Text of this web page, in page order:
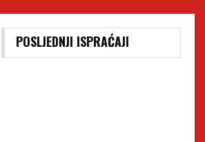
POSLJEDNJI ISPRAĆAJI